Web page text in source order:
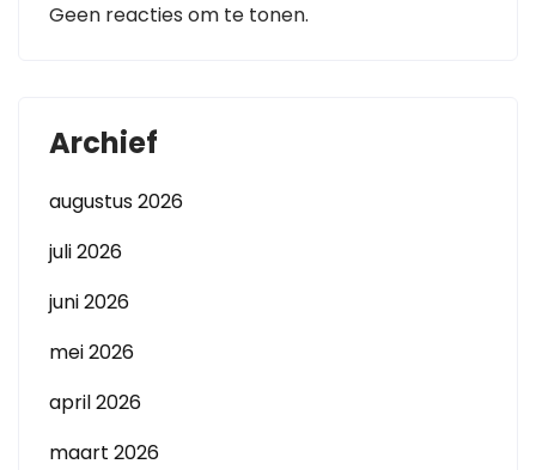
Geen reacties om te tonen.
Archief
augustus 2026
juli 2026
juni 2026
mei 2026
april 2026
maart 2026